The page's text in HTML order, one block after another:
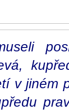
v jiném